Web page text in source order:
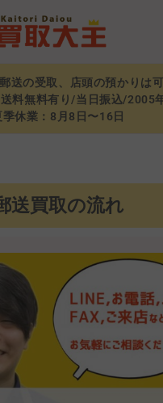
送の受取、店頭の預かりは
料無料有り/当日振込/2005
季休業：8月8日〜16日
送買取の流れ